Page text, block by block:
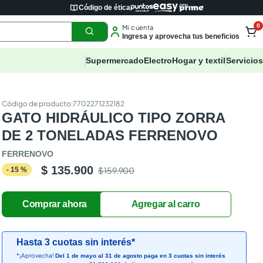
Código de ética
Mi cuenta
Ingresa y aprovecha tus beneficios
0
SupermercadoElectroHogar y textilServicios
:7702271232182
GATO HIDRÁULICO TIPO ZORRA
DE 2 TONELADAS FERRENOVO
FERRENOVO
-15 % $ 135.900 $ 159.900
Hasta 3 cuotas sin interés*
*¡Aprovecha!Del 1 de mayo al 31 de agosto paga en 3 cuotas sin interés